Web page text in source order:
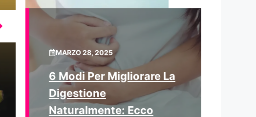
MARZO 28, 2025
6 Modi Per Migliorare La
Digestione
Naturalmente: Ecco